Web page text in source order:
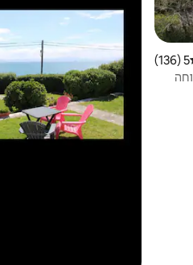
ממוצע של 5 מתוך 5, 136 ביקורות5 (136)